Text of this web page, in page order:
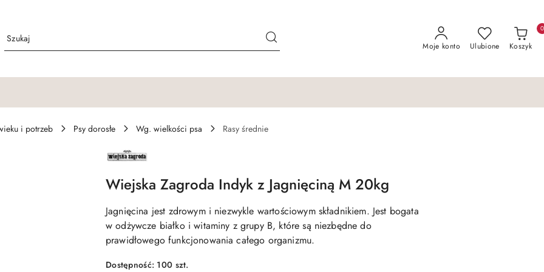
Moje konto Ulubione Koszyk
0
i potrzeb Psy dorosłe Wg. wielkości psa
Rasy średnie
NAZWA
PRODUCENTA:
ZAGRODA
Wiejska Zagroda Indyk z Jagnięciną M 20kg
Jagnięcina jest zdrowym i niezwykle wartościowym składnikiem. Jest bogata
w odżywcze białko i witaminy z grupy B, które są niezbędne do
prawidłowego funkcjonowania całego organizmu.
Dostępność: 100 szt.